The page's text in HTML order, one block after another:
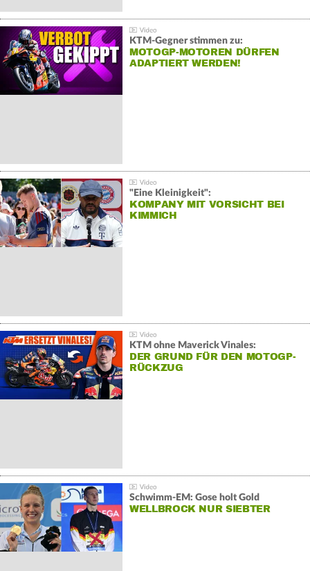
KTM-Gegner stimmen zu:
MOTOGP-MOTOREN DÜRFEN
ADAPTIERT WERDEN!
"Eine Kleinigkeit":
KOMPANY MIT VORSICHT BEI
KIMMICH
KTM ohne Maverick Vinales:
DER GRUND FÜR DEN MOTOGP-
RÜCKZUG
Schwimm-EM: Gose holt Gold
WELLBROCK NUR SIEBTER